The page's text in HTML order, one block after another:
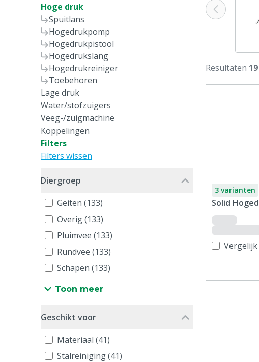
Hoge druk
Spuitlans
Hogedrukpomp
Hogedrukpistool
Hogedrukslang
Hogedrukreiniger
Toebehoren
Lage druk
Water/stofzuigers
Veeg-/zuigmachine
Koppelingen
Filters
Filters wissen
Diergroep
Geiten (133)
Overig (133)
Pluimvee (133)
Rundvee (133)
Schapen (133)
Toon meer
Geschikt voor
Materiaal (41)
Stalreiniging (41)
Resultaten 19
3 varianten
Solid
Vergelijk